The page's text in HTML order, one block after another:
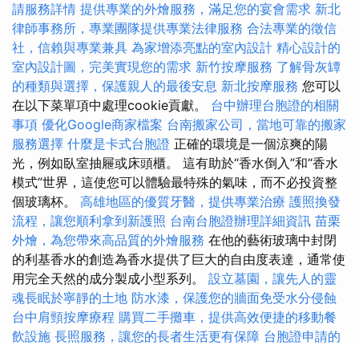
請服務詳情 提供專業的外燴服務，滿足您的宴會需求 新北
律師事務所，專業團隊提供專業法律服務 合法專業的徵信
社，信賴與專業兼具 為家增添亮點的室內設計 精心設計的
室內設計圖，完美實現您的需求 新竹按摩服務 了解骨灰罈
的種類與選擇，保護親人的最後安息 新北按摩服務 您可以
在以下菜單項中處理cookie貢獻。 台中辦理台胞證的相關
事項 優化Google商家檔案 台南搬家公司，當地可靠的搬家
服務選擇 什麼是卡式台胞證 正確的環境是一個涼爽的陽
光，例如臥室抽屜或床頭櫃。 這有助於“香水倒入”和“香水
模式”世界，這使您可以體驗最特殊的氣味，而不必投資整
個玻璃杯。 高雄地區的優質牙醫，提供專業治療 護照換發
流程，讓您順利拿到新護照 台南台胞證辦理詳細資訊 苗栗
外燴，為您帶來高品質的外燴服務 在他的藝術玻璃中封閉
的利基香水的創造為香水提供了巨大的自由度表達，通常使
用完全天然的成分製成小型系列。 設立墓園，讓先人的靈
魂長眠於寧靜的土地 防水漆，保護您的牆面免受水分侵蝕
台中肩頸按摩療程 購買二手攤車，提供高效便捷的移動餐
飲設施 長照服務，讓您的長者生活更有保障 台胞證申請的